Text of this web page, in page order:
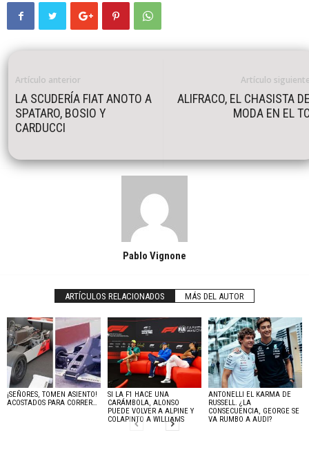
Artículo anterior
LA SCUDERÍA FIAT ANOTO A
SPATARO, BOSIO Y
CARDUCCI
Artículo
ALIFRACO, EL CHASISTA
MODA EN EL
Pablo Vignone
ARTÍCULOS RELACIONADOS MÁS DEL AUTOR
¡SEÑORES, TOMEN ASIENTO!
ACOSTADOS PARA CORRER…
SI LA F1 HACE UNA
CARÁMBOLA, ALONSO
PUEDE VOLVER A ALPINE Y
COLAPINTO A WILLIAMS
ANTONELLI EL KARMA DE
RUSSELL. ¿LA
CONSECUENCIA, GEORGE SE
VA RUMBO A AUDI?